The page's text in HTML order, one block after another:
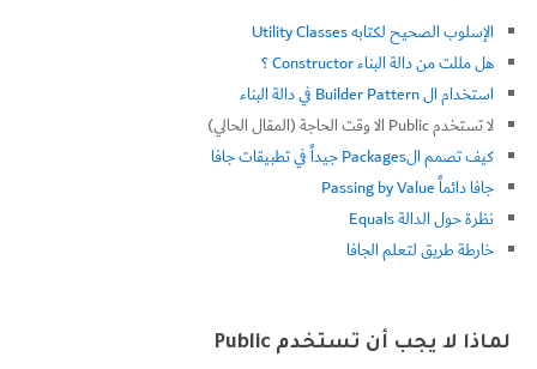
الإسلوب الصحيح لكتابه Utility Classes
هل مللت من دالة البناء Constructor ؟
استخدام ال Builder Pattern في دالة البناء
لا تستخدم Public الا وقت الحاجة (المقال الحالي)
كيف تصمم الPackages جيداً في تطبيقات جافا
جافا دائماً Passing by Value
نظرة حول الدالة Equals
خارطة طريق لتعلم الجافا
لماذا لا يجب أن تستخدم Public